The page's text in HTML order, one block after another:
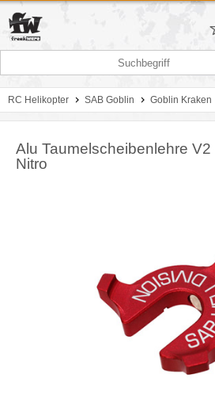
RC Helikopter SAB Goblin Goblin Kraken
Alu Taumelscheibenlehre
Nitro